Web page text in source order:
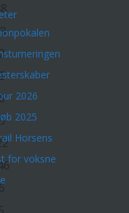
2026
2025
Horsens
for voksne